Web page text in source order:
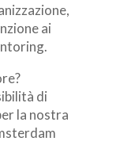
ai
di
la nostra